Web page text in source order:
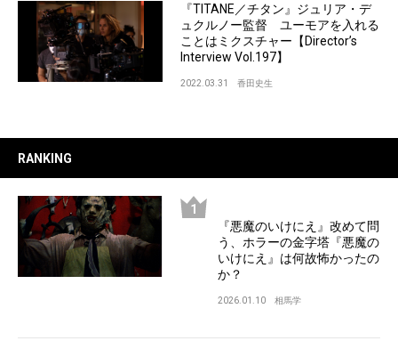
『TITANE／チタン』ジュリア・デ
ュクルノー監督 ユーモアを入れる
ことはミクスチャー【Director’s
Interview Vol.197】
2022.03.31 香田史生
RANKING
『悪魔のいけにえ』改めて問
う、ホラーの金字塔『悪魔の
いけにえ』は何故怖かったの
か？
2026.01.10 相馬学